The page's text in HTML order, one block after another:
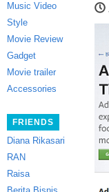
Music Video
Style
Movie Review
Gadget
Movie trailer
Accessories
FRIENDS
Diana Rikasari
RAN
Raisa